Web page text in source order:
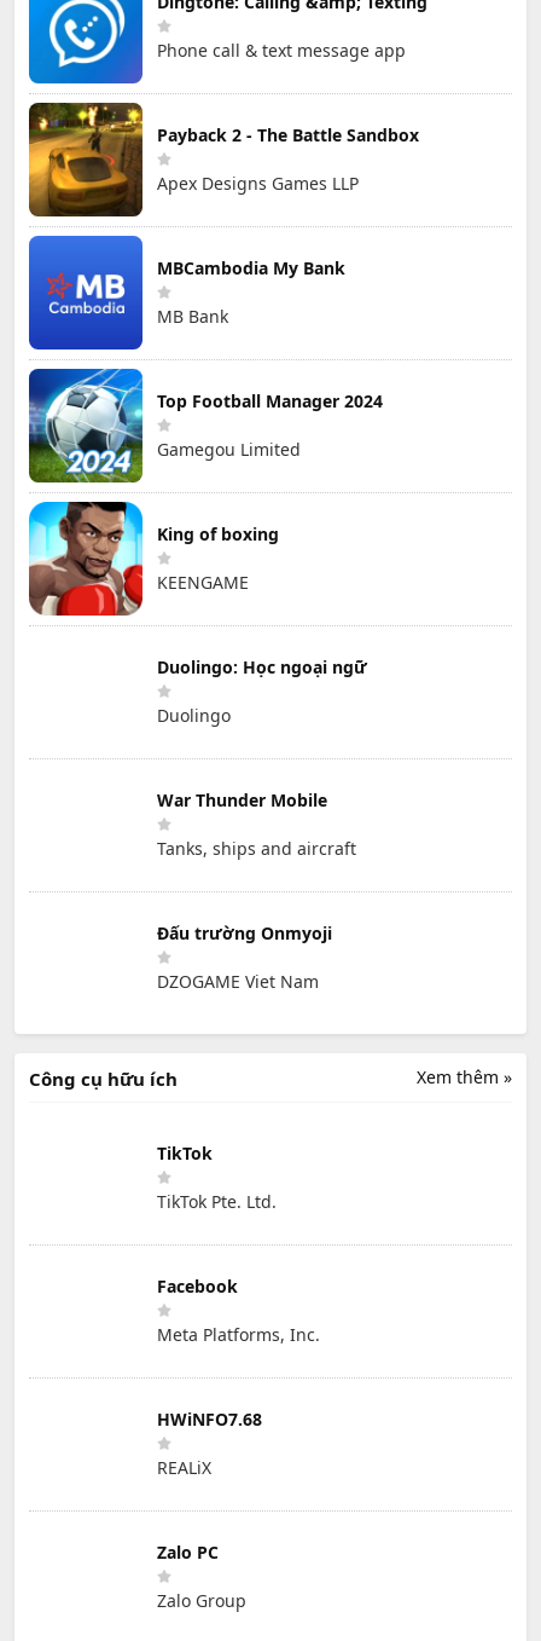
Phone call & text message app
Payback 2 - The Battle Sandbox
Apex Designs Games LLP
MBCambodia My Bank
MB Bank
Top Football Manager 2024
Gamegou Limited
King of boxing
KEENGAME
Duolingo: Học ngoại ngữ
Duolingo
War Thunder Mobile
Tanks, ships and aircraft
Đấu trường Onmyoji
DZOGAME Viet Nam
Xem thêm »
Công cụ hữu ích
TikTok
TikTok Pte. Ltd.
Facebook
Meta Platforms, Inc.
HWiNFO7.68
REALiX
Zalo PC
Zalo Group